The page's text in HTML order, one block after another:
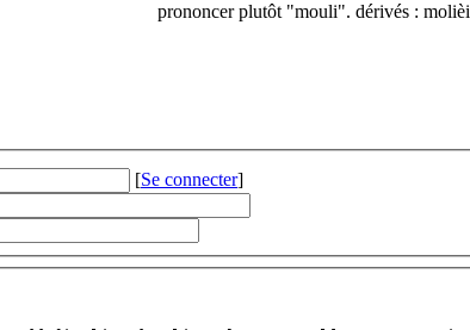
prononcer plutôt "mouli". dérivés :
[Se connecter]